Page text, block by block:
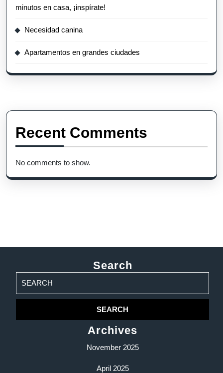
minutos en casa, ¡inspírate!
Necesidad canina
Apartamentos en grandes ciudades
Recent Comments
No comments to show.
Search
for:
Archives
November 2025
April 2025